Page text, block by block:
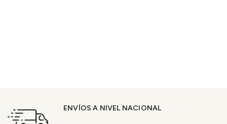
ENVÍOS A NIVEL NACIONAL